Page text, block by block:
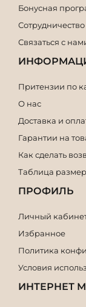
Бонусная
Сотрудничество
Связаться с
Притензии по
О нас
Доставка и
Гарантии на
Как сделать
Таблица
ПРОФИЛЬ
Личный
Избранное
Политика
Условия
ИНТЕРНЕТ